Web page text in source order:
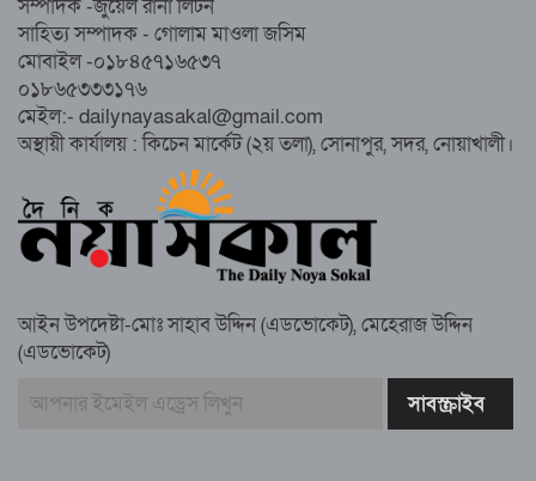
নোয়াখালীতে ইসলামী মহাসমাবেশের প্রস্তুতি
সম্পন্ন, অংশ নেবেন লক্ষাধিক মানুষ
নোয়াখালীতে ইসলামী ছাত্রশিবিরের ‘অদম্য
জুলাই’ মিছিল
সুবর্ণচরে মায়ের অভিযোগে সাবেক ভাইস
চেয়ারম্যান গ্রেপ্তার
স্মরণ সভায় মিলাদ ও দোয়া
সম্পাদক -জুয়েল রানা লিটন
সাহিত্য সম্পাদক - গোলাম মাওলা জসিম
মোবাইল -০১৮৪৫৭১৬৫৩৭
০১৮৬৫৩৩৩১৭৬
মেইল:- dailynayasakal@gmail.com
অস্থায়ী কার্যালয় : কিচেন মার্কেট (২য় তলা), সোনাপুর, সদর, নোয়াখালী।
আইন উপদেষ্টা-মোঃ সাহাব উদ্দিন (এডভোকেট), মেহেরাজ উদ্দিন
(এডভোকেট)